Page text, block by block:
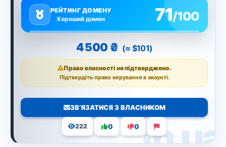
РЕЙТИНГ ДОМЕНУ
Хороший домен
71/100
4 500 ₴ (≈ $101)
Право власності не підтверджено.
Підтвердіть право керування в акаунті.
ЗВ’ЯЗАТИСЯ З ВЛАСНИКОМ
222 0 0